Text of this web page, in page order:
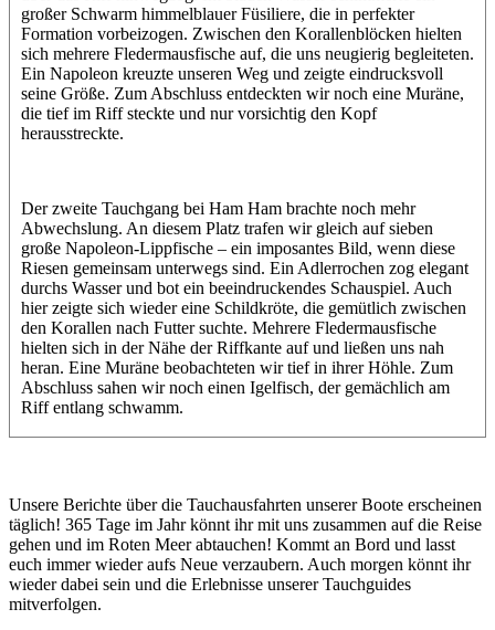
großer Schwarm himmelblauer Füsiliere, die in perfekter
Formation vorbeizogen. Zwischen den Korallenblöcken hielten
sich mehrere Fledermausfische auf, die uns neugierig begleiteten.
Ein Napoleon kreuzte unseren Weg und zeigte eindrucksvoll
seine Größe. Zum Abschluss entdeckten wir noch eine Muräne,
die tief im Riff steckte und nur vorsichtig den Kopf
herausstreckte.
Der zweite Tauchgang bei Ham Ham brachte noch mehr
Abwechslung. An diesem Platz trafen wir gleich auf sieben
große Napoleon-Lippfische – ein imposantes Bild, wenn diese
Riesen gemeinsam unterwegs sind. Ein Adlerrochen zog elegant
durchs Wasser und bot ein beeindruckendes Schauspiel. Auch
hier zeigte sich wieder eine Schildkröte, die gemütlich zwischen
den Korallen nach Futter suchte. Mehrere Fledermausfische
hielten sich in der Nähe der Riffkante auf und ließen uns nah
heran. Eine Muräne beobachteten wir tief in ihrer Höhle. Zum
Abschluss sahen wir noch einen Igelfisch, der gemächlich am
Riff entlang schwamm.
Unsere Berichte über die Tauchausfahrten unserer Boote erscheinen
täglich! 365 Tage im Jahr könnt ihr mit uns zusammen auf die Reise
gehen und im Roten Meer abtauchen! Kommt an Bord und lasst
euch immer wieder aufs Neue verzaubern. Auch morgen könnt ihr
wieder dabei sein und die Erlebnisse unserer Tauchguides
mitverfolgen.